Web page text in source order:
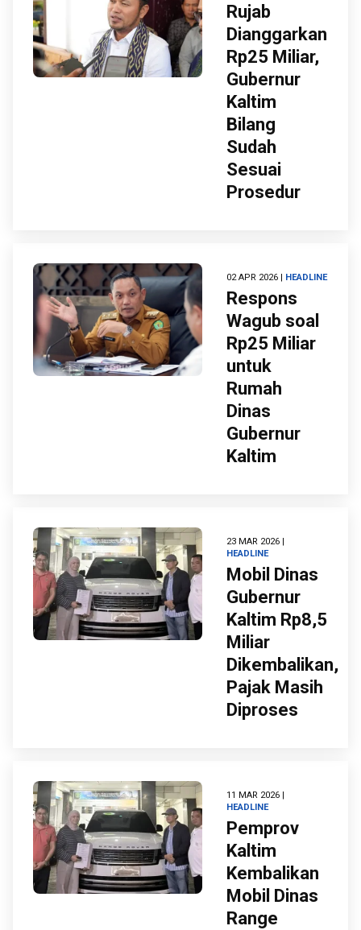
Rujab
Dianggarkan
Rp25 Miliar,
Gubernur
Kaltim
Bilang
Sudah
Sesuai
Prosedur
02 APR 2026 | HEADLINE
Respons
Wagub soal
Rp25 Miliar
untuk
Rumah
Dinas
Gubernur
Kaltim
23 MAR 2026 |
HEADLINE
Mobil Dinas
Gubernur
Kaltim Rp8,5
Miliar
Dikembalikan,
Pajak Masih
Diproses
11 MAR 2026 |
HEADLINE
Pemprov
Kaltim
Kembalikan
Mobil Dinas
Range